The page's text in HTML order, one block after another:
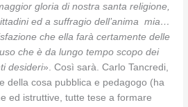
gloria di nostra santa religione,
ed a suffragio dell’anima mia…
che ella farà certamente delle
che è da lungo tempo scopo dei
desideri». Così sarà. Carlo Tancredi,
della cosa pubblica e pedagogo (ha
ed istruttive, tutte tese a formare